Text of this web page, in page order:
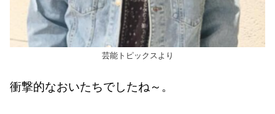
芸能トピックスより
衝撃的なおいたちでしたね～。